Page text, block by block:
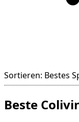
Sortieren: Bestes
Beste